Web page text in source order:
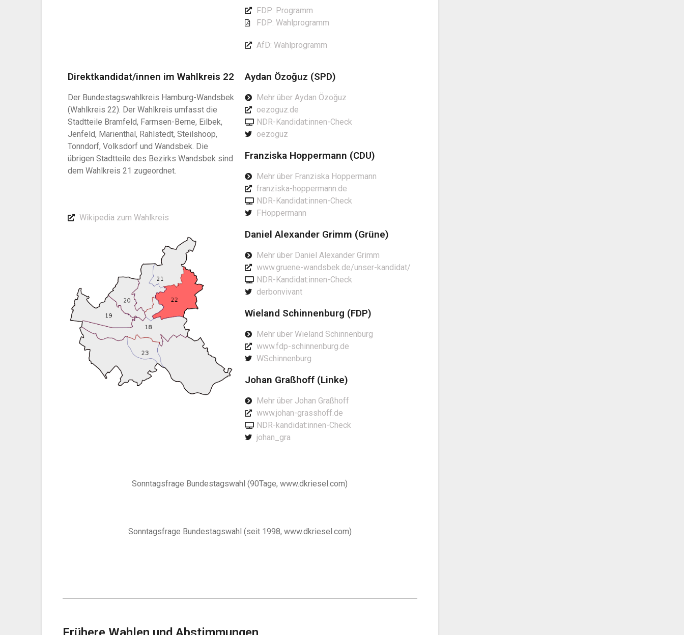
FDP: Programm
FDP: Wahlprogramm
AfD: Wahlprogramm
Direktkandidat/innen im Wahlkreis 22
Der Bundestagswahlkreis Hamburg-Wandsbek
(Wahlkreis 22). Der Wahlkreis umfasst die
Stadtteile Bramfeld, Farmsen-Berne, Eilbek,
Jenfeld, Marienthal, Rahlstedt, Steilshoop,
Tonndorf, Volksdorf und Wandsbek. Die
übrigen Stadtteile des Bezirks Wandsbek sind
dem Wahlkreis 21 zugeordnet.
Wikipedia zum Wahlkreis
Aydan Özoğuz (SPD)
Mehr über Aydan Özoğuz
oezoguz.de
NDR-Kandidat:innen-Check
oezoguz
Franziska Hoppermann (CDU)
Mehr über Franziska Hoppermann
franziska-hoppermann.de
NDR-Kandidat:innen-Check
FHoppermann
Daniel Alexander Grimm (Grüne)
Mehr über Daniel Alexander Grimm
www.gruene-wandsbek.de/unser-kandidat/
NDR-Kandidat:innen-Check
derbonvivant
Wieland Schinnenburg (FDP)
Mehr über Wieland Schinnenburg
www.fdp-schinnenburg.de
WSchinnenburg
Johan Graßhoff (Linke)
Mehr über Johan Graßhoff
www.johan-grasshoff.de
NDR-kandidat:innen-Check
johan_gra
Sonntagsfrage Bundestagswahl (90Tage, www.dkriesel.com)
Sonntagsfrage Bundestagswahl (seit 1998, www.dkriesel.com)